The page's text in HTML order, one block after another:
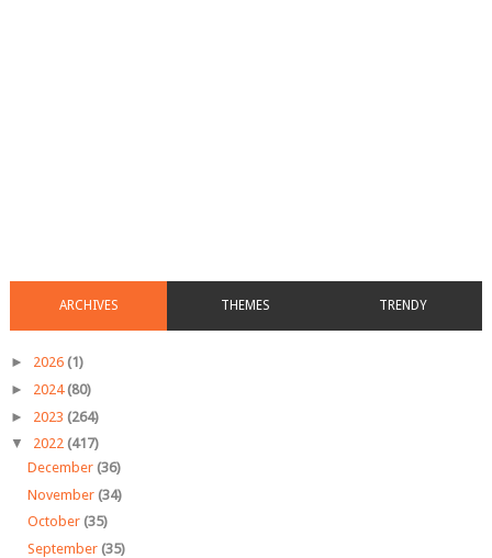
ARCHIVES THEMES TRENDY
► 2026 (1)
► 2024 (80)
► 2023 (264)
▼ 2022 (417)
December (36)
November (34)
October (35)
September (35)